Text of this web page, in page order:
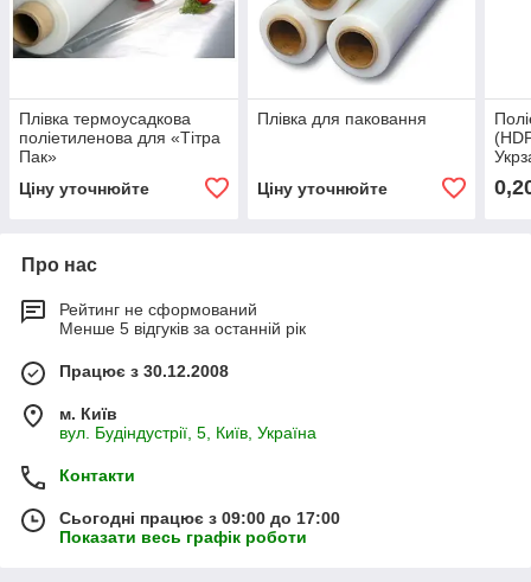
Плівка термоусадкова
поліетиленова для «Тітра
Пак»
Ціну уточнюйте
Плівка для паковання
Ціну уточнюйте
Про нас
Рейтинг не сформований
Менше 5 відгуків за останній рік
Працює з 30.12.2008
м. Київ
вул. Будіндустрії, 5, Київ, Україна
Контакти
Сьогодні працює з 09:00 до 17:00
Показати весь графік роботи